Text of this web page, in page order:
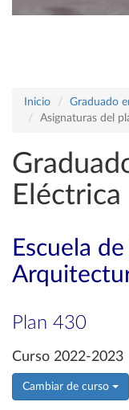
Inicio
Graduado
Asignaturas del
Eléctrica
Escuela
Plan 430
Curso 2022-2023
Cambiar de curso